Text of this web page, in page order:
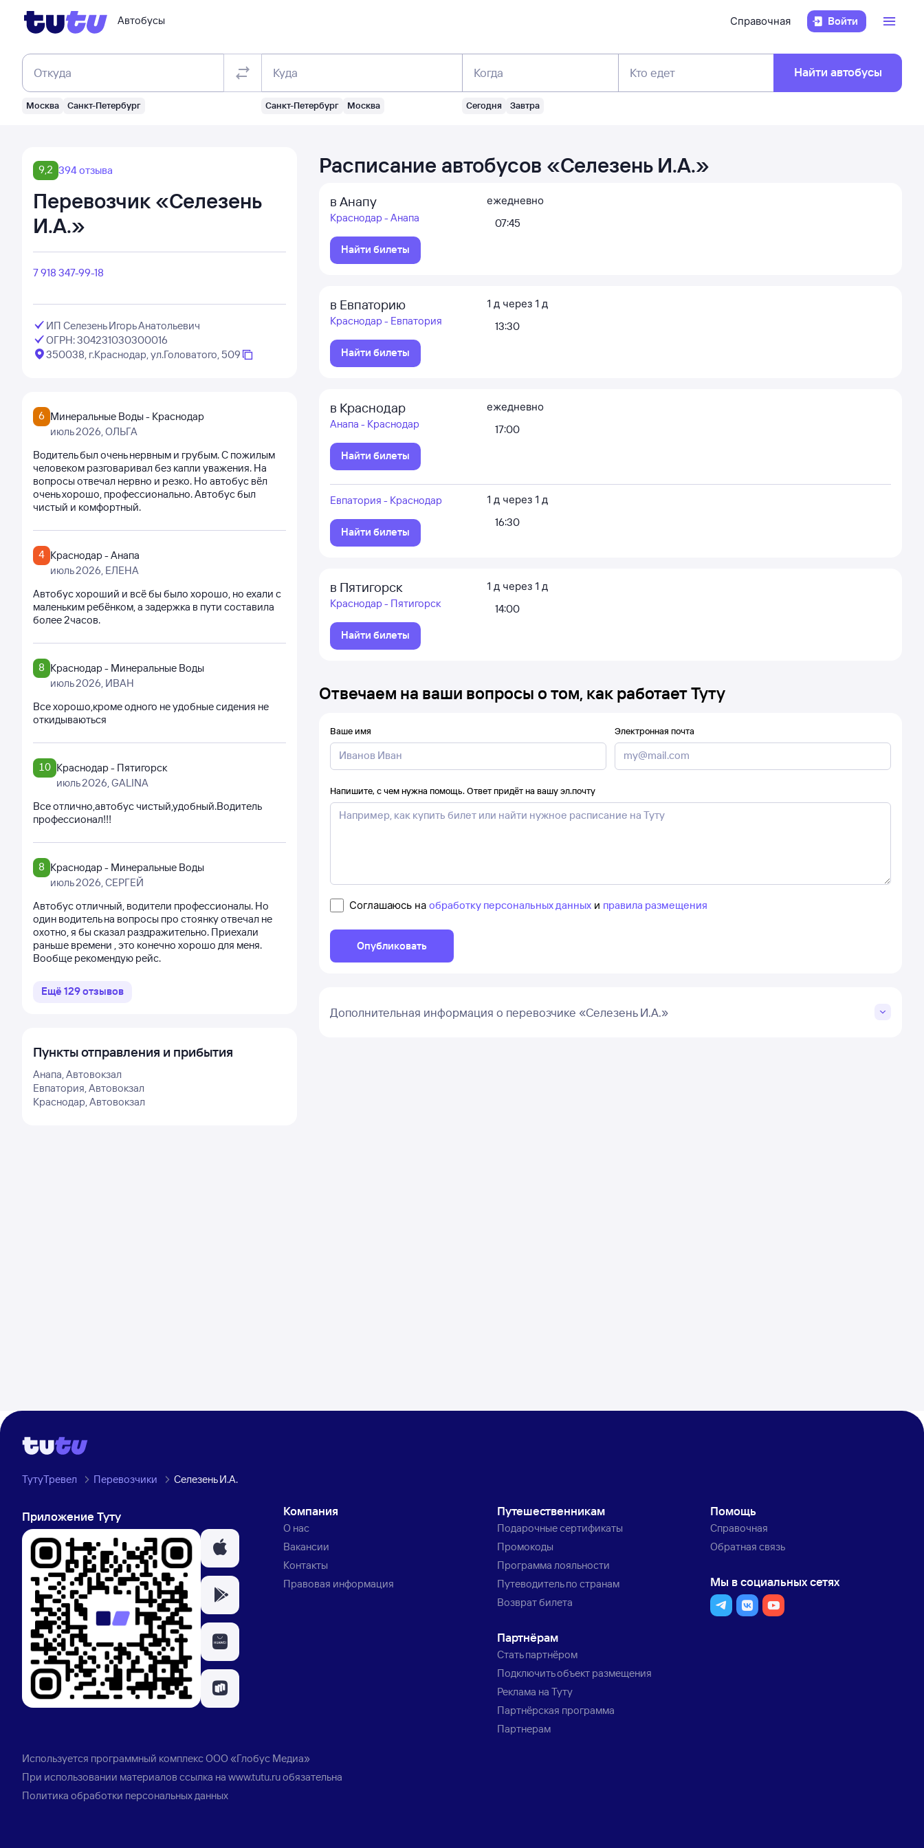
Автобусы Справочная Войти
Откуда
Москва Санкт-Петербург
Куда
Санкт-Петербург Москва
Когда
Сегодня Завтра
Кто едет Найти автобусы
9,2 394 отзыва
Перевозчик «Селезень
И.А.»
7 918 347-99-18
ИП Селезень Игорь Анатольевич
ОГРН: 304231030300016
350038, г.Краснодар, ул.Головатого, 509
Расписание автобусов «Селезень И.А.»
в Анапу
Краснодар - Анапа
Найти билеты
ежедневно
07:45
в Евпаторию
Краснодар - Евпатория
Найти билеты
1 д через 1 д
13:30
в Краснодар
Анапа - Краснодар
Найти билеты
ежедневно
17:00
Евпатория - Краснодар
Найти билеты
1 д через 1 д
16:30
в Пятигорск
Краснодар - Пятигорск
Найти билеты
1 д через 1 д
14:00
Отвечаем на ваши вопросы о том, как работает Туту
Ваше имя Электронная почта
Напишите, с чем нужна помощь. Ответ придёт на вашу эл.почту
Соглашаюсь на обработку персональных данных и правила размещения
Опубликовать
Дополнительная информация о перевозчике «Селезень И.А.»
6 Минеральные Воды - Краснодар
июль 2026, ОЛЬГА
Водитель был очень нервным и грубым. С пожилым
человеком разговаривал без капли уважения. На
вопросы отвечал нервно и резко. Но автобус вёл
очень хорошо, профессионально. Автобус был
чистый и комфортный.
4 Краснодар - Анапа
июль 2026, ЕЛЕНА
Автобус хороший и всё бы было хорошо, но ехали с
маленьким ребёнком, а задержка в пути составила
более 2часов.
8 Краснодар - Минеральные Воды
июль 2026, ИВАН
Все хорошо,кроме одного не удобные сидения не
откидываються
10 Краснодар - Пятигорск
июль 2026, GALINA
Все отлично,автобус чистый,удобный.Водитель
профессионал!!!
8 Краснодар - Минеральные Воды
июль 2026, СЕРГЕЙ
Автобус отличный, водители профессионалы. Но
один водитель на вопросы про стоянку отвечал не
охотно, я бы сказал раздражительно. Приехали
раньше времени , это конечно хорошо для меня.
Вообще рекомендую рейс.
Ещё 129отзывов
Пункты отправления и прибытия
Анапа, Автовокзал
Евпатория, Автовокзал
Краснодар, Автовокзал
ТутуТревел Перевозчики Селезень И.А.
Приложение Туту Компания
О нас
Вакансии
Контакты
Правовая информация
Путешественникам
Подарочные сертификаты
Промокоды
Программа лояльности
Путеводитель по странам
Возврат билета
Партнёрам
Стать партнёром
Подключить объект размещения
Реклама на Туту
Партнёрская программа
Партнерам
Помощь
Справочная
Обратная связь
Мы в социальных сетях
Используется программный комплексООО «Глобус Медиа»
При использовании материалов ссылка на www.tutu.ruобязательна
Политика обработки персональных данных